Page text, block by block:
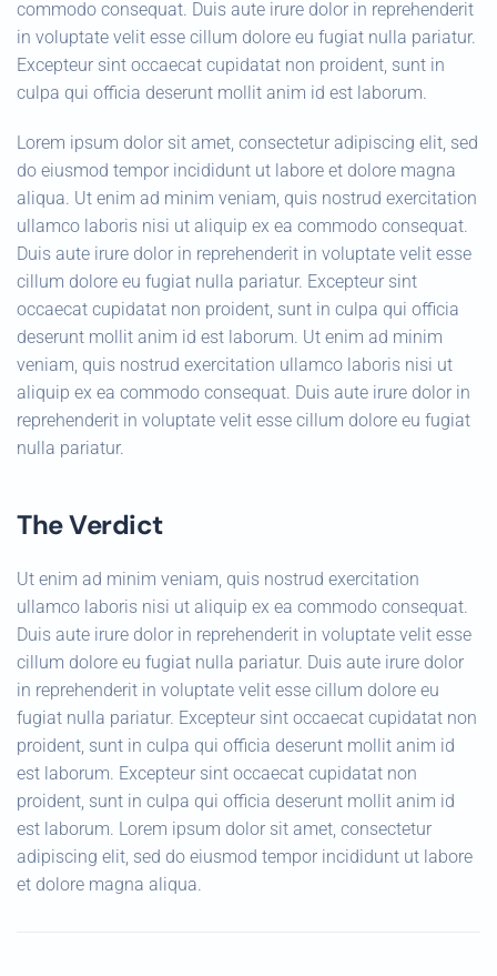
commodo consequat. Duis aute irure dolor in reprehenderit
in voluptate velit esse cillum dolore eu fugiat nulla pariatur.
Excepteur sint occaecat cupidatat non proident, sunt in
culpa qui officia deserunt mollit anim id est laborum.
Lorem ipsum dolor sit amet, consectetur adipiscing elit, sed
do eiusmod tempor incididunt ut labore et dolore magna
aliqua. Ut enim ad minim veniam, quis nostrud exercitation
ullamco laboris nisi ut aliquip ex ea commodo consequat.
Duis aute irure dolor in reprehenderit in voluptate velit esse
cillum dolore eu fugiat nulla pariatur. Excepteur sint
occaecat cupidatat non proident, sunt in culpa qui officia
deserunt mollit anim id est laborum. Ut enim ad minim
veniam, quis nostrud exercitation ullamco laboris nisi ut
aliquip ex ea commodo consequat. Duis aute irure dolor in
reprehenderit in voluptate velit esse cillum dolore eu fugiat
nulla pariatur.
The Verdict
Ut enim ad minim veniam, quis nostrud exercitation
ullamco laboris nisi ut aliquip ex ea commodo consequat.
Duis aute irure dolor in reprehenderit in voluptate velit esse
cillum dolore eu fugiat nulla pariatur. Duis aute irure dolor
in reprehenderit in voluptate velit esse cillum dolore eu
fugiat nulla pariatur. Excepteur sint occaecat cupidatat non
proident, sunt in culpa qui officia deserunt mollit anim id
est laborum. Excepteur sint occaecat cupidatat non
proident, sunt in culpa qui officia deserunt mollit anim id
est laborum. Lorem ipsum dolor sit amet, consectetur
adipiscing elit, sed do eiusmod tempor incididunt ut labore
et dolore magna aliqua.